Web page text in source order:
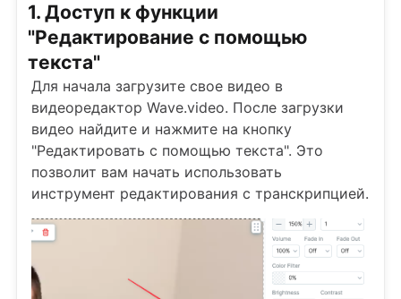
1. Доступ к функции
"Редактирование с помощью
текста"
Для начала загрузите свое видео в
видеоредактор Wave.video. После загрузки
видео найдите и нажмите на кнопку
"Редактировать с помощью текста". Это
позволит вам начать использовать
инструмент редактирования с транскрипцией.